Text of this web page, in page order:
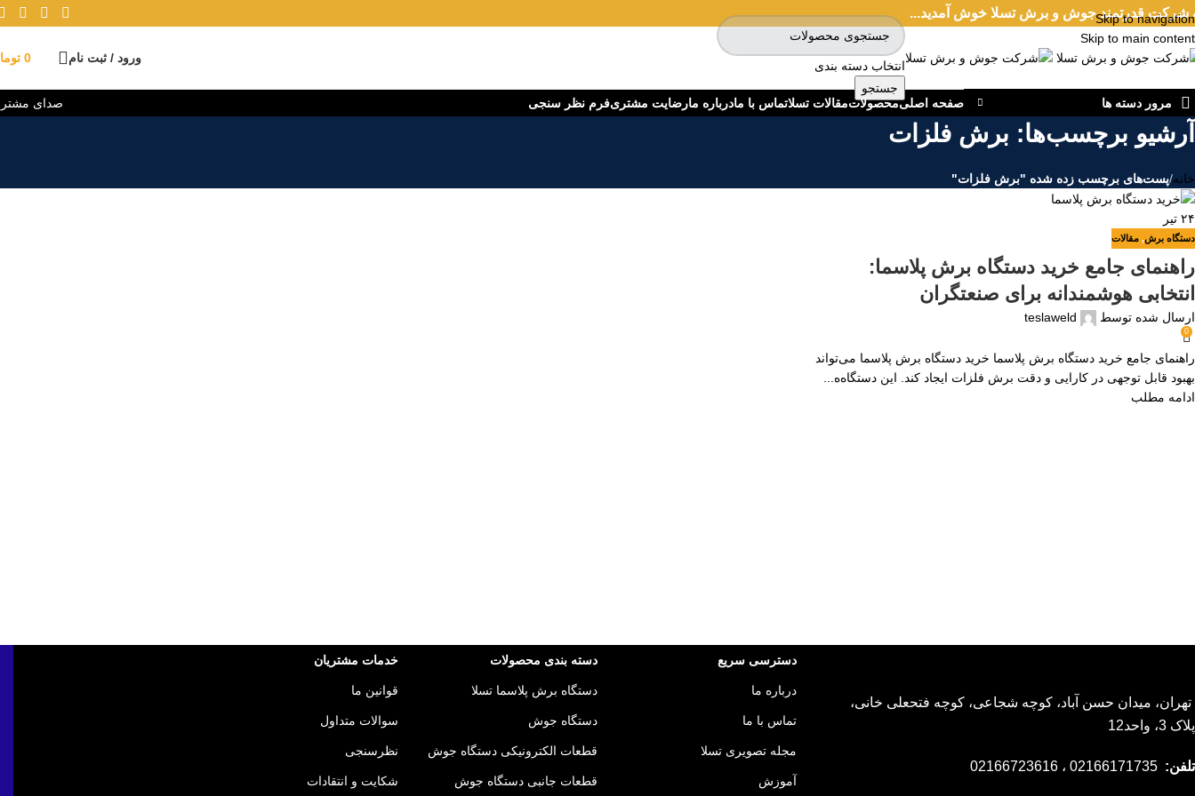
Skip to navigation
Skip to main content
شرکت قدرتمند جوش و برش تسلا خوش آمدید...
انتخاب دسته بندی
جستجو
ورود / ثبت نام 0
مرور دسته ها صفحه اصلیمحصولاتمقالات تسلاتماس با مادرباره مارضایت مشتریفرم نظر سنجی صدای
آرشیو برچسب‌ها: برش فلزات
خانه/پست‌های برچسب زده شده "برش فلزات"
۲۴ تیر
دستگاه برش, مقالات
راهنمای جامع خرید دستگاه برش پلاسما:
انتخابی هوشمندانه برای صنعتگران
ارسال شده توسط teslaweld
0
راهنمای جامع خرید دستگاه برش پلاسما خرید دستگاه برش پلاسما می‌تواند
بهبود قابل توجهی در کارایی و دقت برش فلزات ایجاد کند. این دستگاه‌ه...
ادامه مطلب
تهران، میدان حسن آباد، کوچه شجاعی، کوچه فتحعلی خانی،
پلاک 3، واحد12
تلفن:
دسترسی سریع
درباره ما
تماس با ما
مجله تصویری تسلا
آموزش
دسته بندی محصولات
دستگاه برش پلاسما تسلا
دستگاه جوش
قطعات الکترونیکی دستگاه جوش
قطعات جانبی دستگاه جوش
خدمات مشتریان
قوانین ما
سوالات متداول
نظرسنجی
شکایت و انتقادات